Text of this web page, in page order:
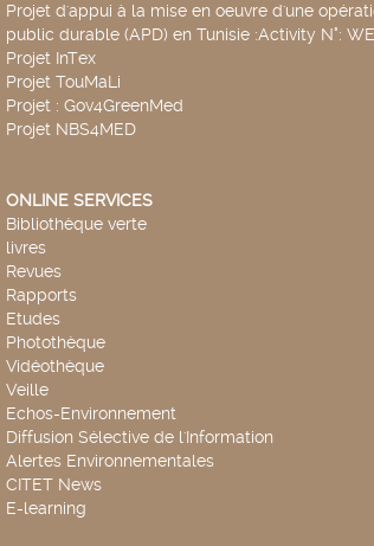
Projet d'appui à la mise en oeuvre d'une
public durable (APD) en Tunisie :Activity N°:
Projet InTex
Projet TouMaLi
Projet : Gov4GreenMed
Projet NBS4MED
ONLINE SERVICES
Bibliothèque verte
livres
Revues
Rapports
Etudes
Photothèque
Vidéothèque
Veille
Echos-Environnement
Diffusion Sélective de l'Information
Alertes Environnementales
CITET News
E-learning